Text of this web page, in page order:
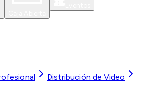
Distribución de Video